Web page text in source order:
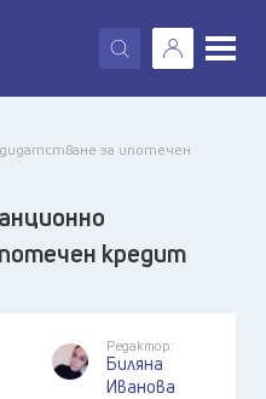
X
за ипотечен
кредит
Редактор:
Биляна
Иванова